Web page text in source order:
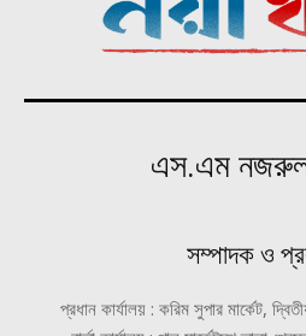
এস.এম
সম্পাদক ও
প্রধান কার্যালয় : করিম সুপার মার্কেট,